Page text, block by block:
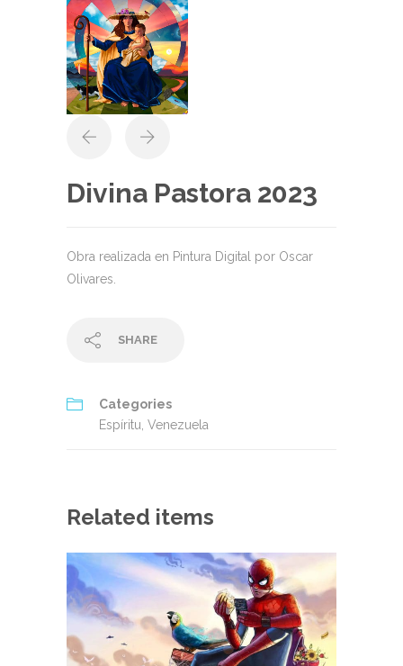
Divina Pastora 2023
Obra realizada en Pintura Digital por Oscar
Olivares.
SHARE
Categories
Espíritu Venezuela
Related items